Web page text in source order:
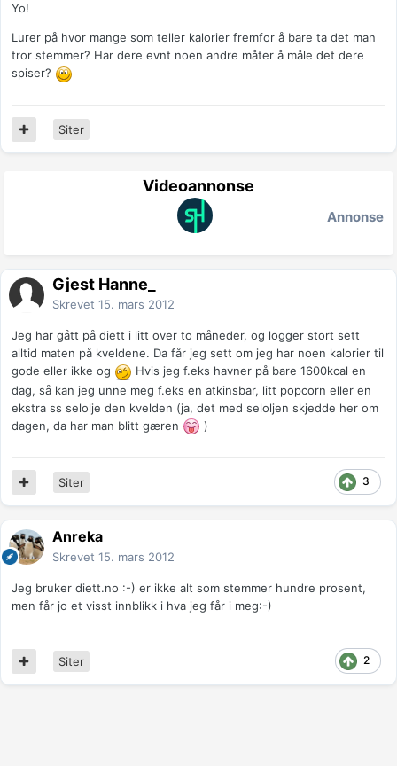
Yo!
Lurer på hvor mange som teller kalorier fremfor å bare ta det man
tror stemmer? Har dere evnt noen andre måter å måle det dere
spiser?
Siter
Videoannonse
Annonse
Gjest Hanne_
Skrevet 15. mars 2012
Jeg har gått på diett i litt over to måneder, og logger stort sett
alltid maten på kveldene. Da får jeg sett om jeg har noen kalorier til
gode eller ikke og
Hvis jeg f.eks havner på bare 1600kcal en
dag, så kan jeg unne meg f.eks en atkinsbar, litt popcorn eller en
ekstra ss selolje den kvelden (ja, det med seloljen skjedde her om
dagen, da har man blitt gæren
)
3
Siter
Anreka
Skrevet 15. mars 2012
Jeg bruker diett.no :-) er ikke alt som stemmer hundre prosent,
men får jo et visst innblikk i hva jeg får i meg:-)
2
Siter